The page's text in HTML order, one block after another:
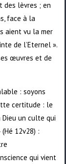
des lèvres ; en
face à la
aient vu la mer
de l’Eternel ».
œuvres et de
: soyons
certitude : le
un culte qui
12v28) :
qui vient